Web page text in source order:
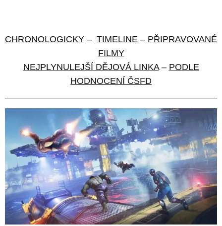
CHRONOLOGICKY – TIMELINE – PŘIPRAVOVANÉ
FILMY
NEJPLYNULEJŠÍ DĚJOVÁ LINKA– PODLE
HODNOCENÍ ČSFD